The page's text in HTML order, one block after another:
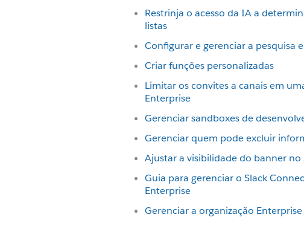
Restrinja o acesso da IA a
listas
Configurar e gerenciar a pesquisa
Criar funções personalizadas
Limitar os convites a canais em
Enterprise
Gerenciar sandboxes de
Gerenciar quem pode excluir
Ajustar a visibilidade do banner no
Guia para gerenciar o Slack
Enterprise
Gerenciar a organização